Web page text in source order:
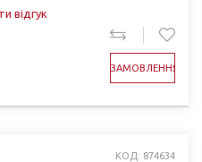
відгук
ЗАМОВЛЕННЯ
КОД: 874634